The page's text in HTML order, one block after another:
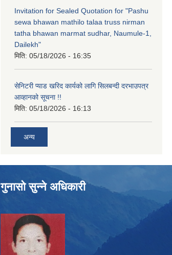
Invitation for Sealed Quotation for "Pashu
sewa bhawan mathilo talaa truss nirman
tatha bhawan marmat sudhar, Naumule-1,
Dailekh"
मिति: 05/18/2026 - 16:35
सेनिटरी प्याड खरिद कार्यको लागि सिलबन्दी दरभाउपत्र
आव्हानको सूचना !!
मिति: 05/18/2026 - 16:13
अन्य
गुनासो सुन्ने अधिकारी